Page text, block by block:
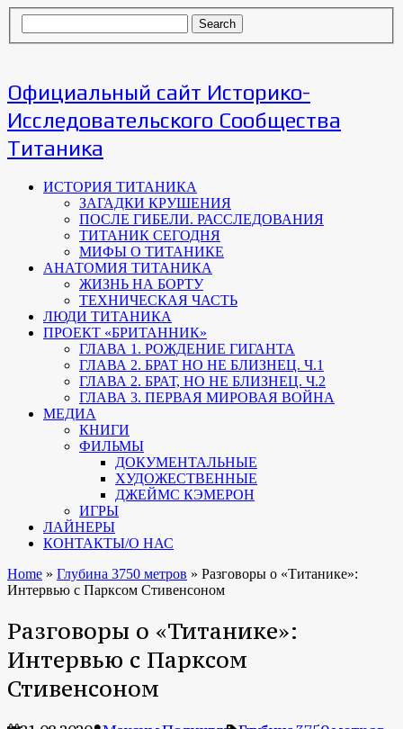
Официальный сайт Историко-
Исследовательского Сообщества
Титаника
ИСТОРИЯ ТИТАНИКА
ЗАГАДКИ КРУШЕНИЯ
ПОСЛЕ ГИБЕЛИ. РАССЛЕДОВАНИЯ
ТИТАНИК СЕГОДНЯ
МИФЫ О ТИТАНИКЕ
АНАТОМИЯ ТИТАНИКА
ЖИЗНЬ НА БОРТУ
ТЕХНИЧЕСКАЯ ЧАСТЬ
ЛЮДИ ТИТАНИКА
ПРОЕКТ «БРИТАННИК»
ГЛАВА 1. РОЖДЕНИЕ ГИГАНТА
ГЛАВА 2. БРАТ НО НЕ БЛИЗНЕЦ. Ч.1
ГЛАВА 2. БРАТ, НО НЕ БЛИЗНЕЦ. Ч.2
ГЛАВА 3. ПЕРВАЯ МИРОВАЯ ВОЙНА
МЕДИА
КНИГИ
ФИЛЬМЫ
ДОКУМЕНТАЛЬНЫЕ
ХУДОЖЕСТВЕННЫЕ
ДЖЕЙМС КЭМЕРОН
ИГРЫ
ЛАЙНЕРЫ
КОНТАКТЫ/О НАС
Home » Глубина 3750 метров » Разговоры о «Титанике»:
Интервью с Парксом Стивенсоном
Разговоры о «Титанике»:
Интервью с Парксом
Стивенсоном